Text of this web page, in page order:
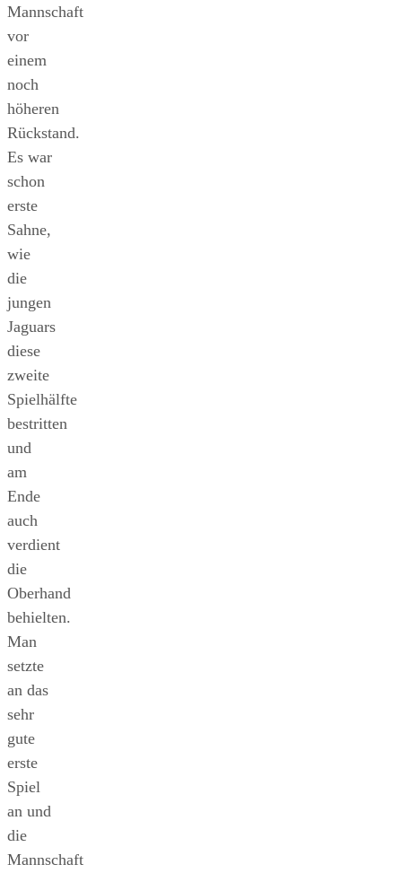
Mannschaft
vor
einem
noch
höheren
Rückstand.
Es war
schon
erste
Sahne,
wie
die
jungen
Jaguars
diese
zweite
Spielhälfte
bestritten
und
am
Ende
auch
verdient
die
Oberhand
behielten.
Man
setzte
an das
sehr
gute
erste
Spiel
an und
die
Mannschaft